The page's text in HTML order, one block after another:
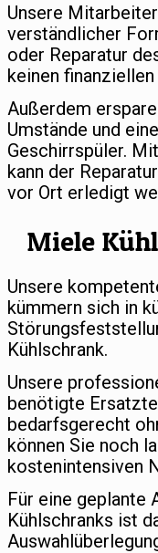
Unsere
verständlicher
oder Reparatur
keinen
Außerdem
Umstände und
Geschirrspüler.
kann der
vor Ort erledigt
Miele
Unsere
kümmern sich in
Kühlschrank.
Unsere
benötigte
bedarfsgerecht
können Sie noch
kostenintensiven
Für eine geplante
Kühlschranks ist